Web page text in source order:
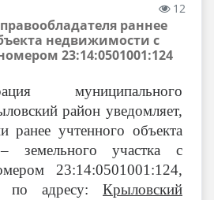
12
раннее
недвижимости с
23:14:0501001:124
муниципального
район уведомляет,
ранее учтенного объекта
земельного участка с
23:14:0501001:124,
по адресу: Крыловский